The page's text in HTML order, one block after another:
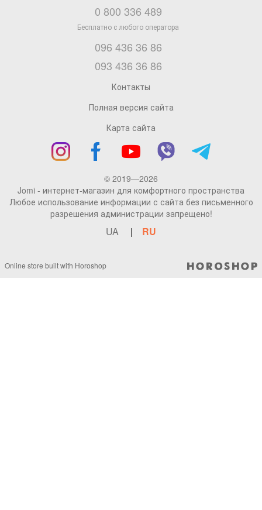
0 800 336 489
096 436 36 86
093 436 36 86
Контакты
Полная версия сайта
Карта сайта
© 2019—2026
Jomi - интернет-магазин для комфортного пространства
Любое использование информации с сайта без письменного
разрешения администрации запрещено!
UA RU
Online store built with Horoshop